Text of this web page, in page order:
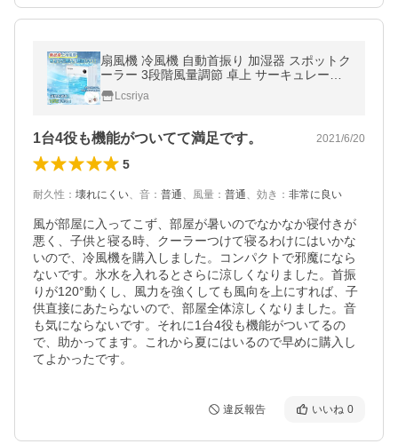
扇風機 冷風機 自動首振り 加湿器 スポットク
ーラー 3段階風量調節 卓上 サーキュレータ
ー 車載 usb-c充電式 加湿 冷却機能 静音 熱
中症対策 (f855)
Lcsriya
1台4役も機能がついてて満足です。 2021/6/20
5
耐久性 ： 壊れにくい、 音 ： 普通、 風量 ： 普通、 効き ： 非常に良い
風が部屋に入ってこず、部屋が暑いのでなかなか寝付きが
悪く、子供と寝る時、クーラーつけて寝るわけにはいかな
いので、冷風機を購入しました。コンパクトで邪魔になら
ないです。氷水を入れるとさらに涼しくなりました。首振
りが120°動くし、風力を強くしても風向を上にすれば、子
供直接にあたらないので、部屋全体涼しくなりました。音
も気にならないです。それに1台4役も機能がついてるの
で、助かってます。これから夏にはいるので早めに購入し
てよかったです。
違反報告 いいね 0